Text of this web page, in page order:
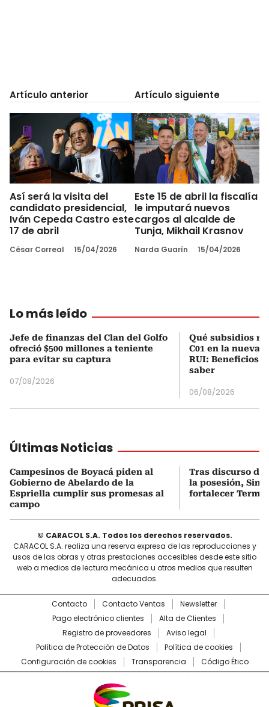
Artículo anterior
Así será la visita del
candidato presidencial,
Iván Cepeda Castro este
17 de abril
César Correal 15/04/2026
Artículo siguiente
Este 15 de abril la fiscalía
le imputará nuevos
cargos al alcalde de
Tunja, Mikhail Krasnov
Narda Guarín 15/04/2026
Lo más leído
Jefe de finanzas del Clan del Golfo
ofreció $500 millones a teniente
para evitar su captura
07/08/2026
Qué subsidios
C01 en la nueva
RUI: Beneficios
saber
06/08/2026
Últimas Noticias
Campesinos de Boyacá piden al
Gobierno de Abelardo de la
Espriella cumplir sus promesas al
campo
Tras discurso
la posesión,
fortalecer
© CARACOL S.A. Todos los derechos reservados.
CARACOL S.A. realiza una reserva expresa de las reproducciones y
usos de las obras y otras prestaciones accesibles desde este sitio
web a medios de lectura mecánica u otros medios que resulten
adecuados.
Contacto Contacto Ventas
Newsletter
Pago electrónico clientes
Alta de Clientes
Registro de proveedores
Aviso legal
Política de Protección de Datos
Política de cookies
Configuración de cookies
Transparencia Código Ético